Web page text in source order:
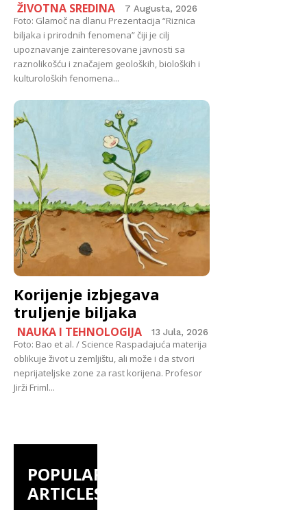
ŽIVOTNA SREDINA 7 Augusta, 2026
Foto: Glamoč na dlanu Prezentacija “Riznica
biljaka i prirodnih fenomena” čiji je cilj
upoznavanje zainteresovane javnosti sa
raznolikošću i značajem geoloških, bioloških i
kulturoloških fenomena...
Korijenje izbjegava
truljenje biljaka
NAUKA I TEHNOLOGIJA 13 Jula, 2026
Foto: Bao et al. / Science Raspadajuća materija
oblikuje život u zemljištu, ali može i da stvori
neprijateljske zone za rast korijena. Profesor
Jirži Friml...
POPULAR
ARTICLES